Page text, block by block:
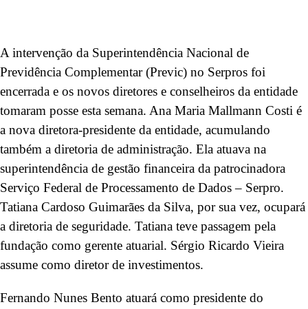
A intervenção da Superintendência Nacional de
Previdência Complementar (Previc) no Serpros foi
encerrada e os novos diretores e conselheiros da entidade
tomaram posse esta semana. Ana Maria Mallmann Costi é
a nova diretora-presidente da entidade, acumulando
também a diretoria de administração. Ela atuava na
superintendência de gestão financeira da patrocinadora
Serviço Federal de Processamento de Dados – Serpro.
Tatiana Cardoso Guimarães da Silva, por sua vez, ocupará
a diretoria de seguridade. Tatiana teve passagem pela
fundação como gerente atuarial. Sérgio Ricardo Vieira
assume como diretor de investimentos.
Fernando Nunes Bento atuará como presidente do